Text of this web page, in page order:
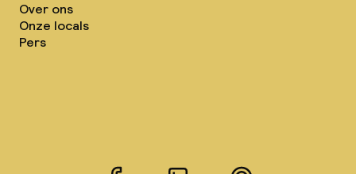
Over ons
Onze locals
Pers